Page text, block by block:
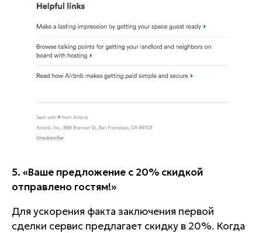
5. «Ваше предложение с 20% скидкой
отправлено гостям!»
Для ускорения факта заключения первой
сделки сервис предлагает скидку в 20%. Когда